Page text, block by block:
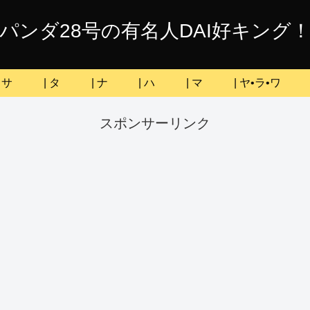
パンダ28号の有名人DAI好キング！
| サ | タ | ナ | ハ | マ | ヤ•ラ•ワ
スポンサーリンク